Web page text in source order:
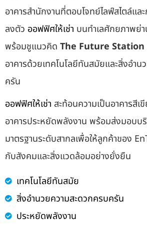
อาคารสำนักงานที่ตอบโจทย์ไลฟ์สไตล์แล
ลงตัว ออฟฟิศให้เช่า บนทำเลศักยภาพย่
พร้อมชูแนวคิด The Future Station
อาคารด้วยเทคโนโลยีทันสมัยและสิ่งอำน
ครัน
ออฟฟิศให้เช่า สะท้อนความเป็นอาคารสีเ
อาคารประหยัดพลังงาน พร้อมส่งมอบ
มาตรฐานระดับสากลเพื่อให้ลูกค้าของ
กับสังคมและสิ่งแวดล้อมอย่างยั่งยืน
เทคโนโลยีทันสมัย
สิ่งอำนวยความสะดวกครบครัน
ประหยัดพลังงาน